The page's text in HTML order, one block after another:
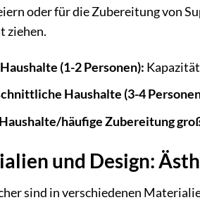
oder für die Zubereitung von
ziehen.
(1-2 Personen):
Haushalte (3-4
häufige Zubereitung
und Design:
sind in verschiedenen